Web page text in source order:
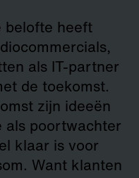
belofte heeft
als IT-partner
de toekomst.
zijn ideeën
als poortwachter
klaar is voor
Want klanten